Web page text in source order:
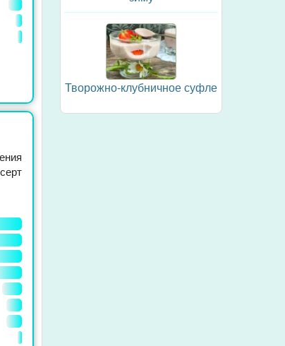
Творожно-клубничное суфле